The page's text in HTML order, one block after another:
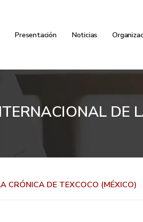
Presentación Noticias
DE
CRÓNICA DE TEXCOCO (MÉXICO)